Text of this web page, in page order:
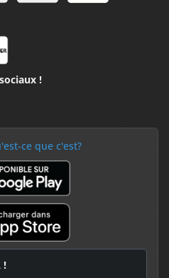
!
ce que c'est?
!